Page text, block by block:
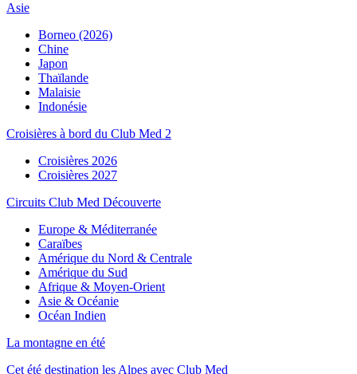
Asie
Borneo (2026)
Chine
Japon
Thaïlande
Malaisie
Indonésie
Croisières à bord du Club Med 2
Croisières 2026
Croisières 2027
Circuits Club Med Découverte
Europe & Méditerranée
Caraïbes
Amérique du Nord & Centrale
Amérique du Sud
Afrique & Moyen-Orient
Asie & Océanie
Océan Indien
La montagne en été
Cet été destination les Alpes avec Club Med